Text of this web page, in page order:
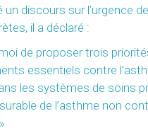
un discours sur l’urgence
il a déclaré :
de proposer trois
essentiels contre
les systèmes de soins
de l’asthme non